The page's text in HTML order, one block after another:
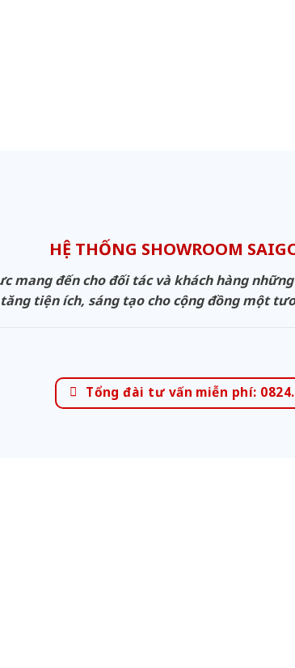
HỆ THỐNG SHOWROOM
mang đến cho đối tác và khách hàng
tăng tiện ích, sáng tạo cho cộng đồng một
Tổng đài tư vấn miễn phí: